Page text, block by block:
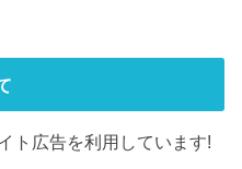
ト広告を利用しています!